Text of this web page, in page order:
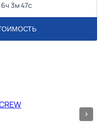
6ч 3м 47с